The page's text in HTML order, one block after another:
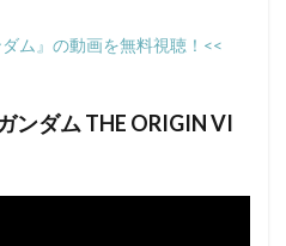
ム』の動画を無料視聴！<<
ンダム THE ORIGIN VI